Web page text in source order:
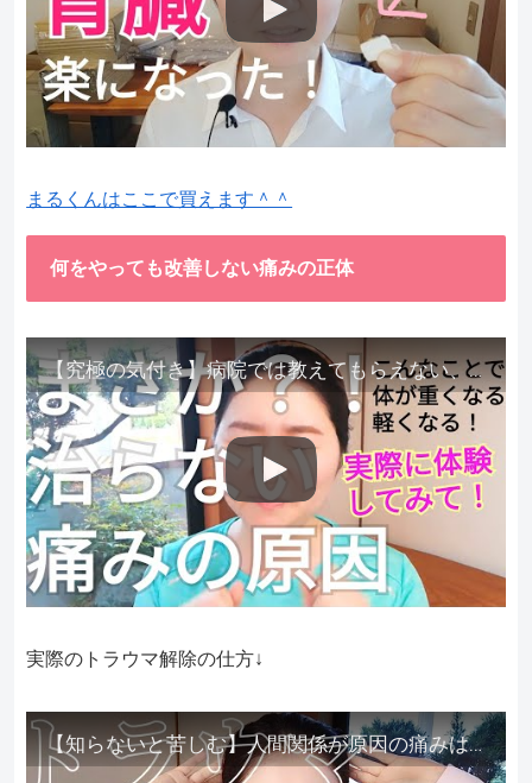
まるくんはここで買えます＾＾
何をやっても改善しない痛みの正体
【究極の気付き】病院では教えてもらえない、その長年悩んできた痛み、症状、どうして治らないのか？痛みの正体、実際に今すぐ試して知ってほしい。
実際のトラウマ解除の仕方↓
【知らないと苦しむ】人間関係が原因の痛みはトラウマ解除が必須。病院に行っても原因不明で治らない不調はこれをしてからケアしてみてください。